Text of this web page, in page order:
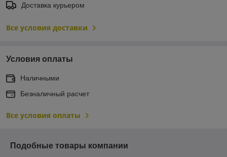
Доставка курьером
Все условия доставки
Условия оплаты
Наличными
Безналичный расчет
Все условия оплаты
Подобные товары компании